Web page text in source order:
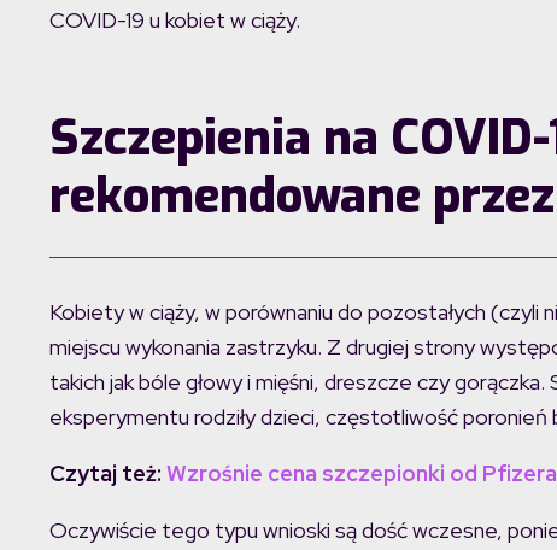
COVID-19 u kobiet w ciąży.
Szczepienia na
rekomendowane
Kobiety w ciąży, w porównaniu do pozostałych (czyli
miejscu wykonania zastrzyku. Z drugiej strony
takich jak bóle głowy i mięśni, dreszcze czy
eksperymentu rodziły dzieci, częstotliwość poronień
Czytaj też: Wzrośnie cena szczepionki od
Oczywiście tego typu wnioski są dość wczesne,